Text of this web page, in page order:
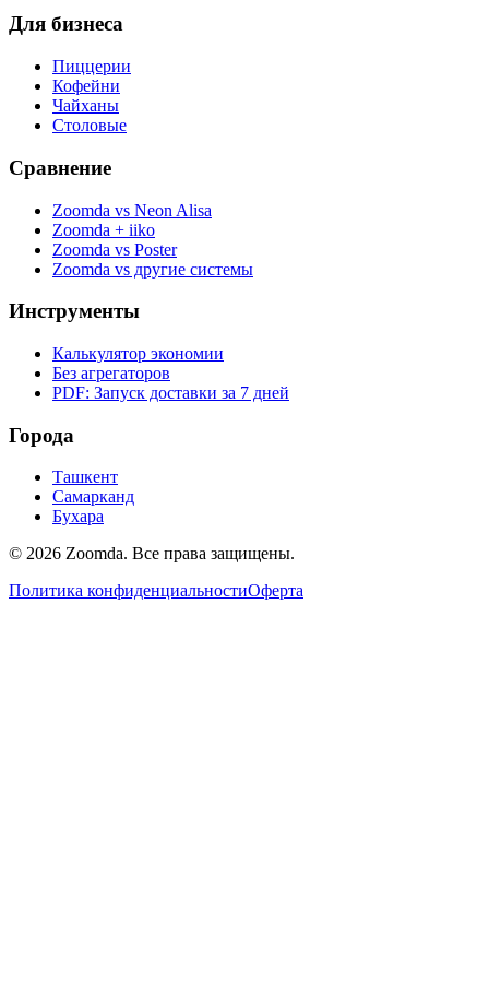
Для бизнеса
Пиццерии
Кофейни
Чайханы
Столовые
Сравнение
Zoomda vs Neon Alisa
Zoomda + iiko
Zoomda vs Poster
Zoomda vs другие системы
Инструменты
Калькулятор экономии
Без агрегаторов
PDF: Запуск доставки за 7 дней
Города
Ташкент
Самарканд
Бухара
© 2026 Zoomda. Все права защищены.
Политика конфиденциальностиОферта